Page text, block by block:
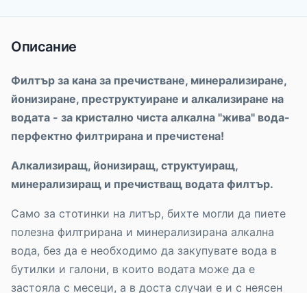
Описание
Филтър за кана за пречистване, минерализиране,
йонизиране, преструктуиране и алкализиране на
водата - за кристално чиста алкална "жива" вода-
перфектно филтрирана и пречистена!
Алкализиращ, йонизиращ, структуиращ,
минерализиращ и пречистващ водата филтър.
Само за стотинки на литър, бихте могли да пиете
полезна филтрирана и минерализирана алкална
вода, без да е необходимо да закупувате вода в
бутилки и галони, в които водата може да е
застояла с месеци, а в доста случаи е и с неясен